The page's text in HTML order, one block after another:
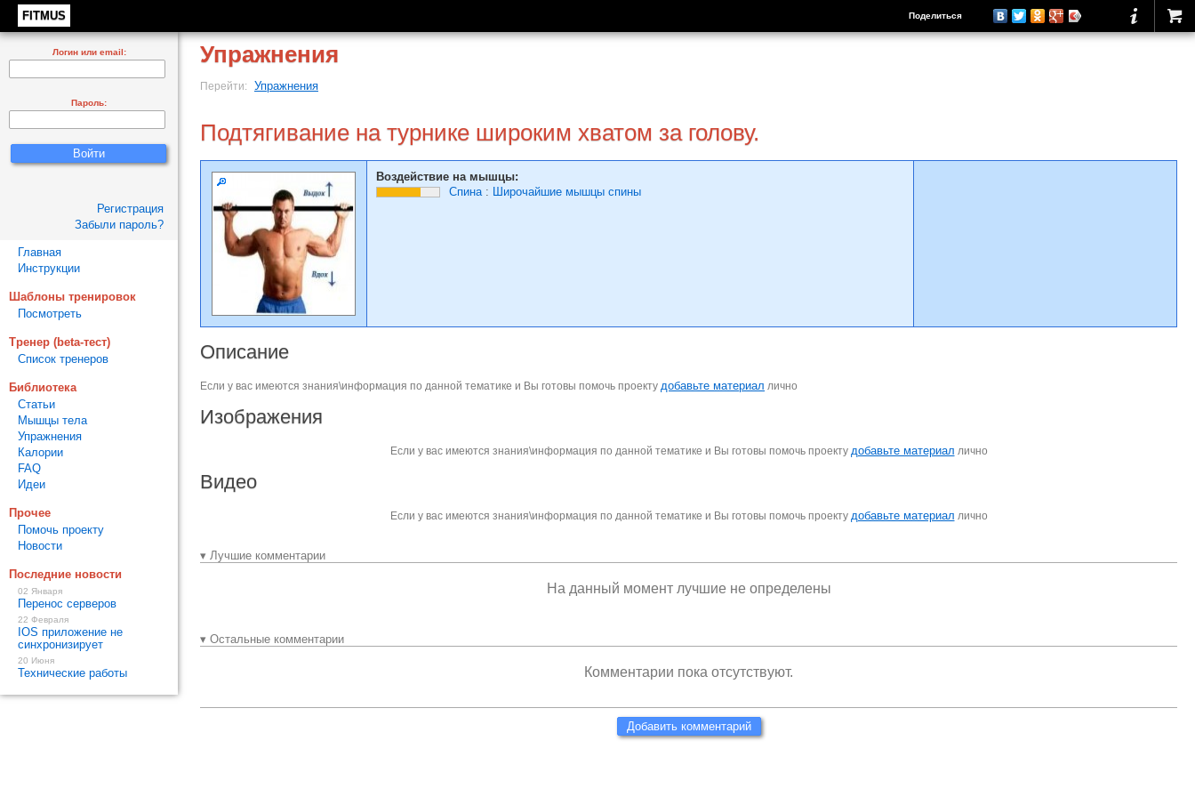
FITMUS Поделиться
Упражнения
Перейти: Упражнения
Подтягивание на турнике широким хватом за голову.
Воздействие на мышцы:
Спина: Широчайшие мышцы спины
Описание
Если у вас имеются знания\информация по данной тематике и Вы готовы помочь проекту добавьте материал лично
Изображения
Если у вас имеются знания\информация по данной тематике и Вы готовы помочь проекту добавьте материал лично
Видео
Если у вас имеются знания\информация по данной тематике и Вы готовы помочь проекту добавьте материал лично
▾ Лучшие комментарии
На данный момент лучшие не определены
▾ Остальные комментарии
Комментарии пока отсутствуют.
Добавить комментарий
Логин или email:
Пароль:
Регистрация
Забыли пароль?
Главная
Инструкции
Шаблоны тренировок
Посмотреть
Тренер (beta-тест)
Список тренеров
Библиотека
Статьи
Мышцы тела
Упражнения
Калории
FAQ
Идеи
Прочее
Помочь проекту
Новости
Последние новости
02 Января
Перенос серверов
22 Февраля
IOS приложение не
синхронизирует
20 Июня
Технические работы